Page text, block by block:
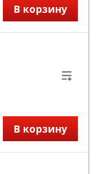
В корзину
В корзину